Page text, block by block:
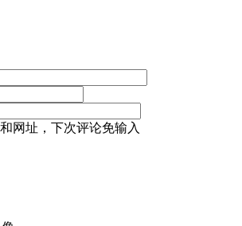
网址，下次评论免输入